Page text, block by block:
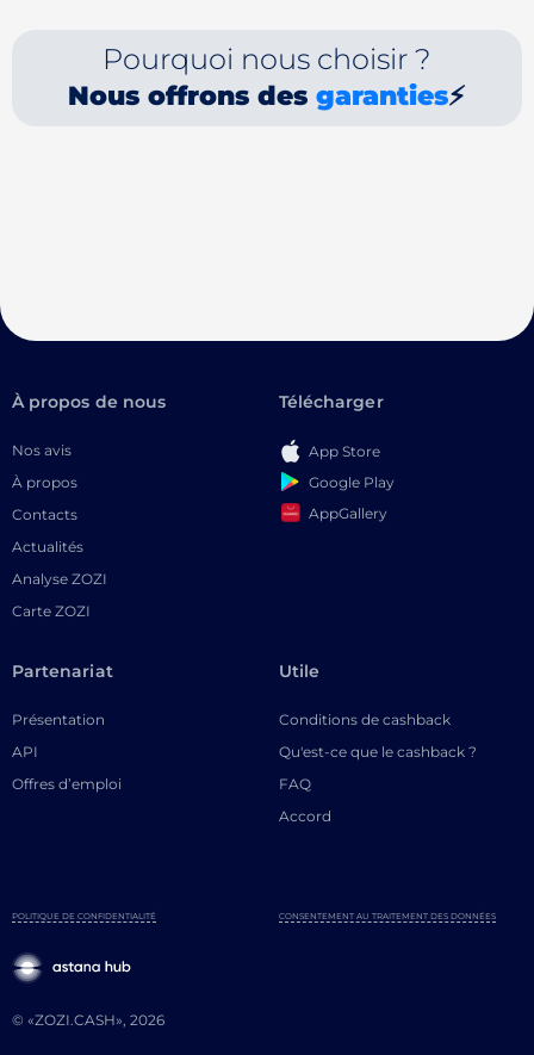
Pourquoi nous choisir ?
Nous offrons desgaranties⚡
À propos de nous
Nos avis
À propos
Contacts
Actualités
Analyse ZOZI
Carte ZOZI
Télécharger
App Store
Google Play
AppGallery
Partenariat
Présentation
API
Offres d’emploi
Utile
Conditions de cashback
Qu'est-ce que le cashback ?
FAQ
Accord
© «ZOZI.CASH», 2026
POLITIQUE DE CONFIDENTIALITÉ CONSENTEMENT AU TRAITEMENT DES DONNÉES